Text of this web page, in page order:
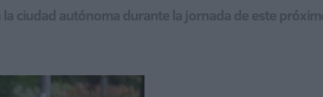
ciudad autónoma durante la jornada de este